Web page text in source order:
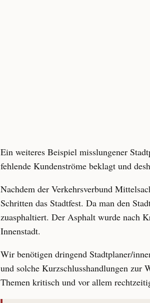
Ein weiteres Beispiel misslungener
fehlende Kundenströme beklagt und
Nachdem der Verkehrsverbund
Schritten das Stadtfest. Da man den
zuasphaltiert. Der Asphalt wurde nach
Innenstadt.
Wir benötigen dringend Stadtplaner/
und solche Kurzschlusshandlungen zur
Themen kritisch und vor allem